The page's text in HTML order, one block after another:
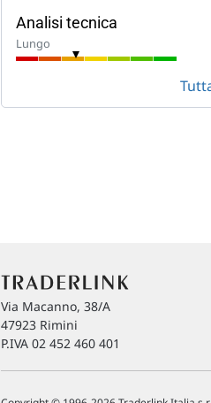
Analisi tecnica
Lungo
Via Macanno, 38/A
47923 Rimini
P.IVA 02 452 460 401